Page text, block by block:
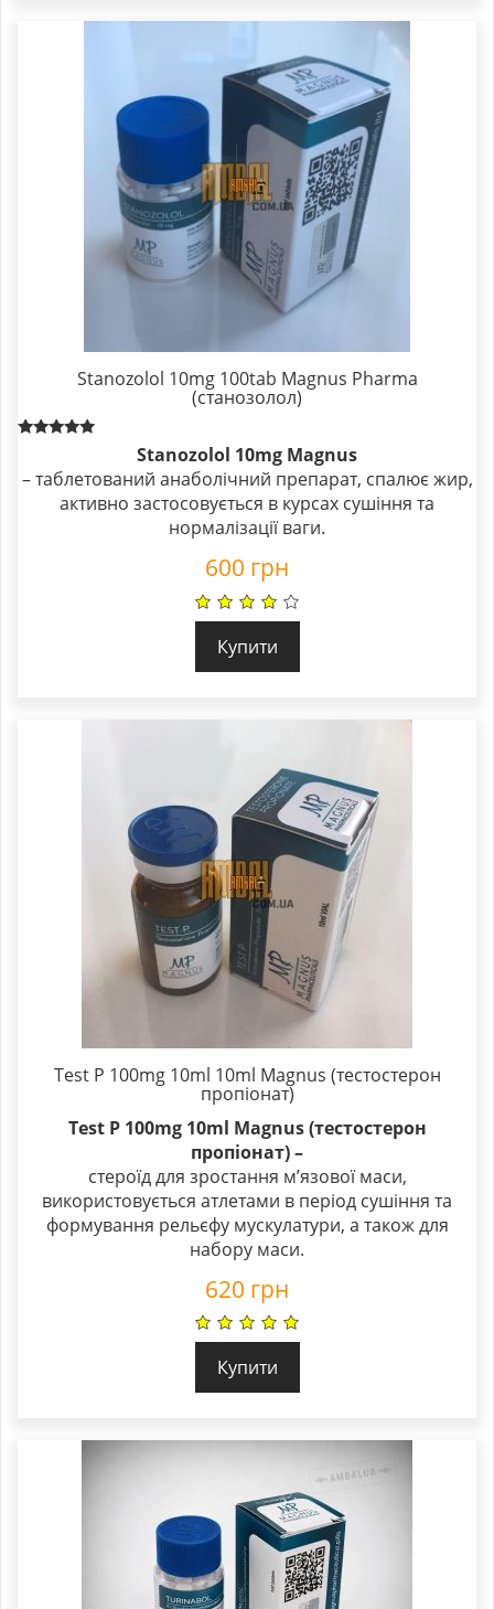
Stanozolol 10mg 100tab Magnus Pharma
(станозолол)
out of 5
Stanozolol 10mg Magnus
– таблетований анаболічний препарат, спалює жир,
активно застосовується в курсах сушіння та
нормалізації ваги.
600 грн
Купити
Test P 100mg 10ml 10ml Magnus (тестостерон
пропіонат)
Test P 100mg 10ml Magnus (тестостерон
пропіонат)–
стероїд для зростання м’язової маси,
використовується атлетами в період сушіння та
формування рельєфу мускулатури, а також для
набору маси.
620 грн
Купити